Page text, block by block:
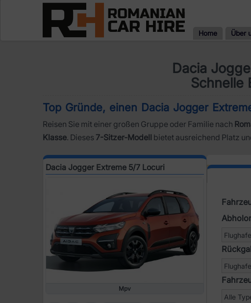
Home Über
Dacia
Schnelle
Top Gründe, einen Dacia Jogger
Reisen Sie mit einer großen Gruppe oder Familie nach
Klasse. Dieses 7-Sitzer-Modell bietet ausreichend Platz
Dacia Jogger Extreme 5/7 Locuri
Mpv